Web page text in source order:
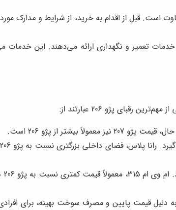
است. قبل از اقدام به خرید، از شرایط و مدارک
تعمیر و نگهداری ارائه می‌دهند. این خدمات
دلیل قیمت پایین و مصرف سوخت بهینه، برای